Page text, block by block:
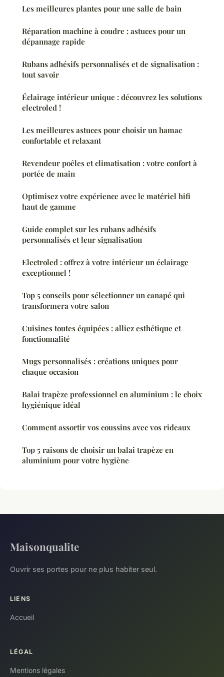
Les meilleures plantes pour une salle de bain
Réparation machine à coudre : astuces pour un
dépannage rapide
Rubans adhésifs personnalisés et de signalisation :
tout savoir
Éclairage intérieur unique : découvrez les solutions
electroled !
Les meilleures astuces pour choisir un hamac
confortable et relaxant
Revendeur poêles et climatisation : votre confort à
portée de main
Optimisez votre expérience avec le matériel hifi
haut de gamme
Guide complet sur les rubans adhésifs
personnalisés et leur signalisation
Electroled : offrez à votre intérieur un éclairage
exceptionnel !
Top 5 conseils pour sélectionner un canapé qui
transformera votre salon
Cuisines toutes équipées : alliez esthétique et
fonctionnalité
Mugs personnalisés : créations uniques pour
chaque occasion
Balai trapèze professionnel en aluminium : le choix
hygiénique idéal
Comment assortir vos coussins avec vos rideaux
Top 5 raisons de choisir un balai trapèze en
aluminium pour votre hygiène
Maisonqualite
Ouvrir ses portes pour ne plus habiter seul.
LIENS
Accueil
LÉGAL
Mentions légales